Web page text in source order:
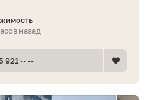
назад
921 •• ••